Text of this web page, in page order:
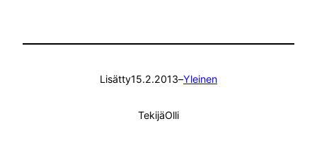
Lisätty15.2.2013–Yleinen
TekijäOlli